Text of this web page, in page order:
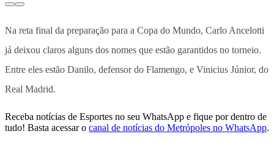
Na reta final da preparação para a Copa do Mundo, Carlo Ancelotti
já deixou claros alguns dos nomes que estão garantidos no torneio.
Entre eles estão Danilo, defensor do Flamengo, e Vinicius Júnior, do
Real Madrid.
Receba notícias de Esportes no seu WhatsApp e fique por dentro de
tudo! Basta acessar o canal de notícias do Metrópoles no WhatsApp.